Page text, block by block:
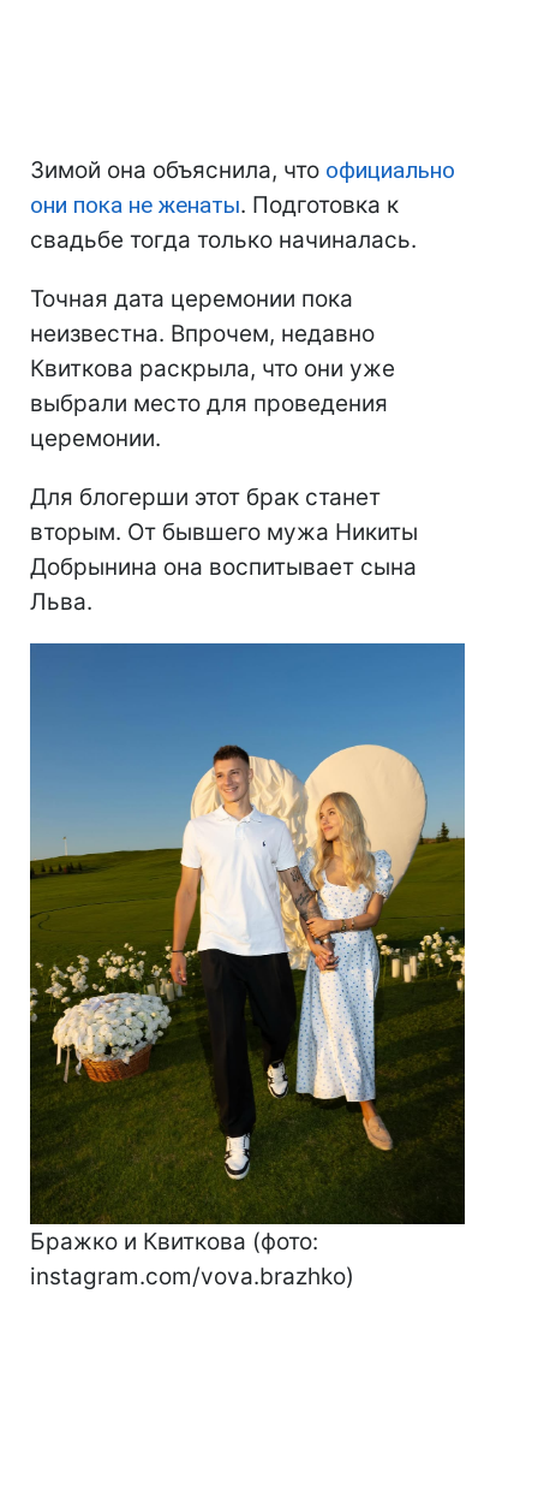
Зимой она объяснила, что официально
они пока не женаты. Подготовка к
свадьбе тогда только начиналась.
Точная дата церемонии пока
неизвестна. Впрочем, недавно
Квиткова раскрыла, что они уже
выбрали место для проведения
церемонии.
Для блогерши этот брак станет
вторым. От бывшего мужа Никиты
Добрынина она воспитывает сына
Льва.
Бражко и Квиткова (фото:
instagram.com/vova.brazhko)